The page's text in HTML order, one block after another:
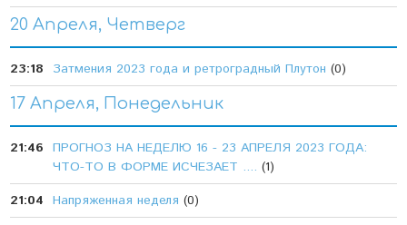
20 Апреля, Четверг
23:18 Затмения 2023 года и ретроградный Плутон (0)
17 Апреля, Понедельник
21:46 ПРОГНОЗ НА НЕДЕЛЮ 16 - 23 АПРЕЛЯ 2023 ГОДА:
ЧТО-ТО В ФОРМЕ ИСЧЕЗАЕТ .... (1)
21:04 Напряженная неделя (0)